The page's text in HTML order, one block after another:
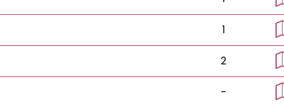
1
2
-